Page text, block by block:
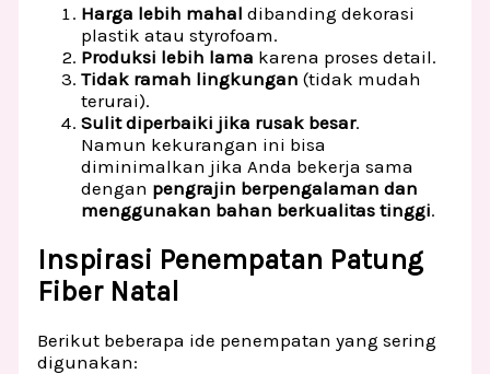
Harga lebih mahal dibanding dekorasi
plastik atau styrofoam.
Produksi lebih lama karena proses detail.
Tidak ramah lingkungan (tidak mudah
terurai).
Sulit diperbaiki jika rusak besar.
Namun kekurangan ini bisa
diminimalkan jika Anda bekerja sama
dengan pengrajin berpengalaman dan
menggunakan bahan berkualitas tinggi.
Inspirasi Penempatan Patung
Fiber Natal
Berikut beberapa ide penempatan yang sering
digunakan: